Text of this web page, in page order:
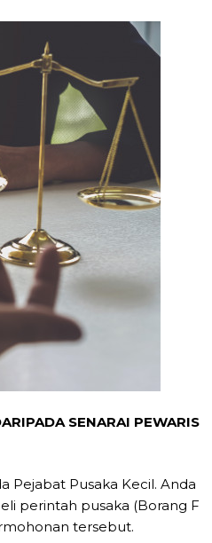
SENARAI PEWARIS
Pejabat Pusaka Kecil. Anda
perintah pusaka (Borang F
tersebut.